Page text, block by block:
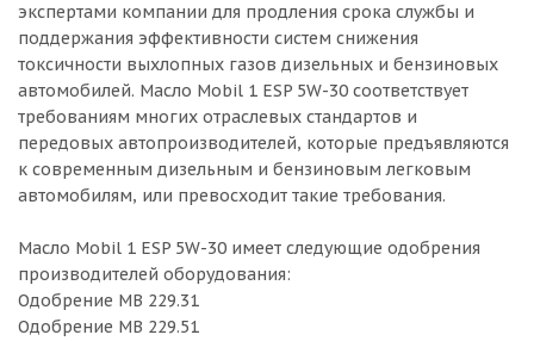
экспертами компании для продления срока службы и
поддержания эффективности систем снижения
токсичности выхлопных газов дизельных и бензиновых
автомобилей. Масло Mobil 1 ESP 5W-30 соответствует
требованиям многих отраслевых стандартов и
передовых автопроизводителей, которые предъявляются
к современным дизельным и бензиновым легковым
автомобилям, или превосходит такие требования.
Масло Mobil 1 ESP 5W-30 имеет следующие одобрения
производителей оборудования:
Одобрение MB 229.31
Одобрение MB 229.51